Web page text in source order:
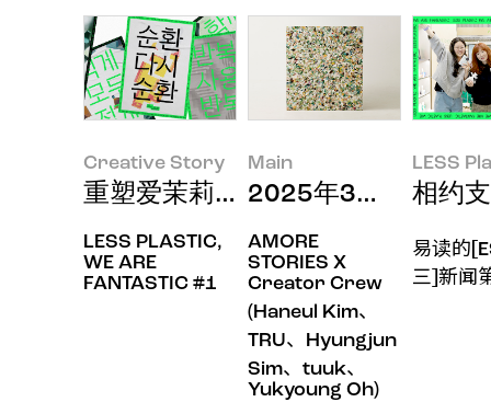
Creative Story
重塑爱茉莉太平洋减塑活动品牌识
LESS PLASTIC,
WE ARE
FANTASTIC #1
Main
2025年3月印象
AMORE
STORIES X
Creator Crew
(Haneul Kim、
TRU、Hyungjun
Sim、tuuk、
Yukyoung Oh)
LESS
相约
易读的
三]新闻